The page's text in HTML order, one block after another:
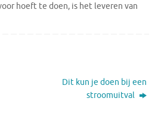
hoeft te doen, is het leveren van
Dit kun je doen bij een
stroomuitval